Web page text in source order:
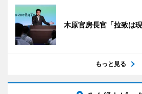
木原官房長官「拉致は
もっと見る